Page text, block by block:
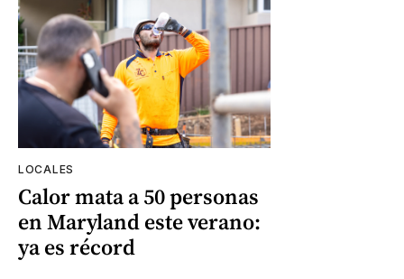
LOCALES
Calor mata a 50 personas
en Maryland este verano:
ya es récord